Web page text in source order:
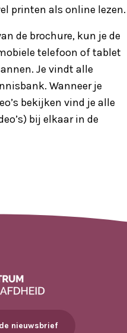
printen als online lezen.
de brochure, kun je de
telefoon of tablet
Je vindt alle
Wanneer je
bekijken vind je alle
bij elkaar in de
nieuwsbrief